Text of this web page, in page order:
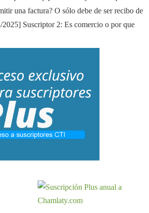
una factura? O sólo debe de ser recibo de
2025] Suscriptor 2: Es comercio o por que